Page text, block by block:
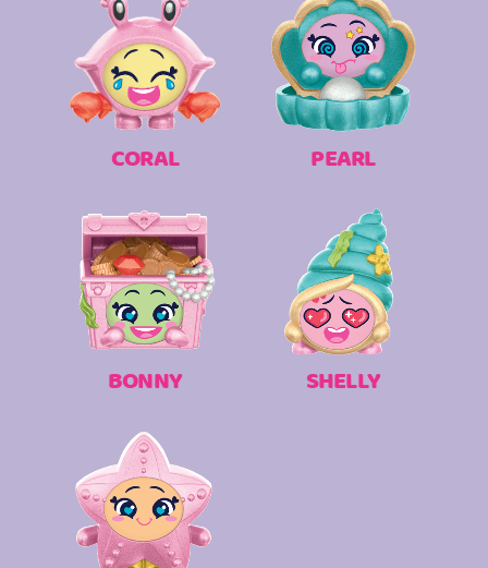
CORAL PEARL
BONNY SHELLY